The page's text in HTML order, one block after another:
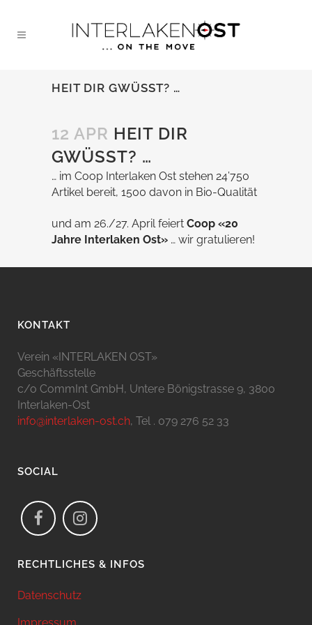
HEIT DIR GWÜSST? …
12 APR HEIT DIR
GWÜSST? …
… im Coop Interlaken Ost stehen 24’750
Artikel bereit, 1500 davon in Bio-Qualität
und am 26./27. April feiert Coop «20
Jahre Interlaken Ost» … wir gratulieren!
KONTAKT
Verein «INTERLAKEN OST»
Geschäftsstelle
c/o CommInt GmbH, Untere Bönigstrasse 9, 3800
Interlaken-Ost
info@interlaken-ost.ch, Tel . 079 276 52 33
SOCIAL
RECHTLICHES & INFOS
Datenschutz